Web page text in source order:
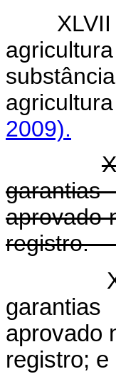
2009).
aprovado
aprovado
registro; e